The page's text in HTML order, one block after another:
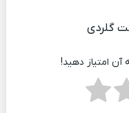
گلردی
امتیاز دهید!